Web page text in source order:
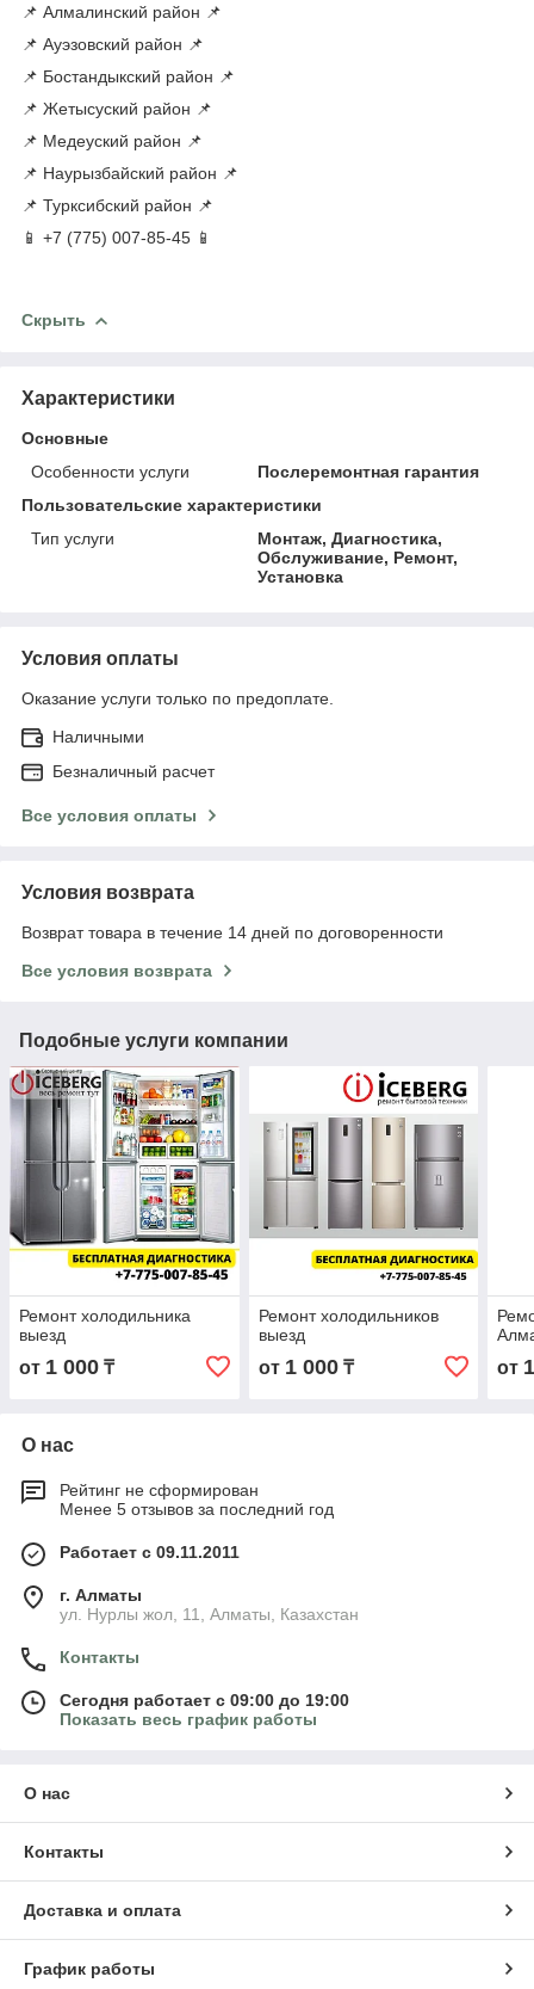
📌 Алмалинский район 📌
📌 Ауэзовский район 📌
📌 Бостандыкский район 📌
📌 Жетысуский район 📌
📌 Медеуский район 📌
📌 Наурызбайский район 📌
📌 Турксибский район 📌
📱 +7 (775) 007-85-45 📱
Скрыть
Характеристики
Основные
Особенности услуги
Послеремонтная гарантия
Пользовательские характеристики
Тип услуги
Монтаж, Диагностика,
Обслуживание, Ремонт,
Установка
Условия оплаты
Оказание услуги только по предоплате.
Наличными
Безналичный расчет
Все условия оплаты
Условия возврата
Возврат товара в течение 14 дней по договоренности
Все условия возврата
Подобные услуги компании
Ремонт холодильника
выезд
от 1 000 ₸
Ремонт холодильников
выезд
от 1 000₸ от
О нас
Рейтинг не сформирован
Менее 5 отзывов за последний год
Работает с 09.11.2011
г. Алматы
ул. Нурлы жол, 11, Алматы, Казахстан
Контакты
Сегодня работает с 09:00 до 19:00
Показать весь график работы
О нас
Контакты
Доставка и оплата
График работы